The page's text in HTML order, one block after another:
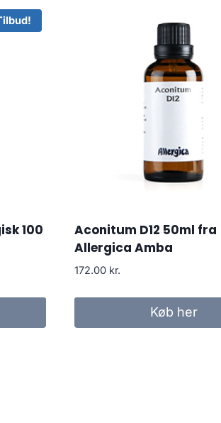
100
Aconitum D12 50ml fra
Allergica Amba
172.00 kr.
Køb her